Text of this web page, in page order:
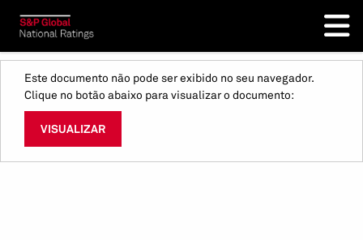
Este documento não pode ser exibido no seu navegador.
Clique no botão abaixo para visualizar o documento:
VISUALIZAR